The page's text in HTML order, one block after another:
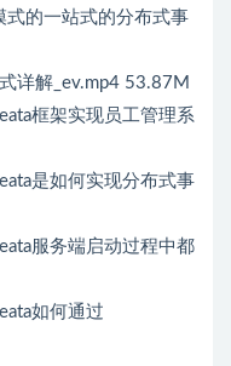
的一站式的分布式事
详解_ev.mp4 53.87M
框架实现员工管理系
是如何实现分布式事
服务端启动过程中都
如何通过